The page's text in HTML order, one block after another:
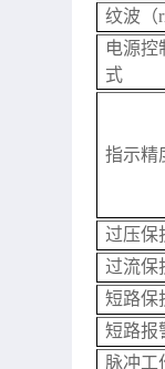
纹波（
电源控
式
指示精
过压保
过流保
短路保
短路报
脉冲工